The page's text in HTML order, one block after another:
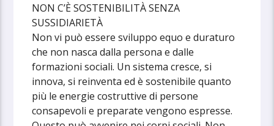
NON C’È SOSTENIBILITÀ SENZA
SUSSIDIARIETÀ
Non vi può essere sviluppo equo e duraturo
che non nasca dalla persona e dalle
formazioni sociali. Un sistema cresce, si
innova, si reinventa ed è sostenibile quanto
più le energie costruttive di persone
consapevoli e preparate vengono espresse.